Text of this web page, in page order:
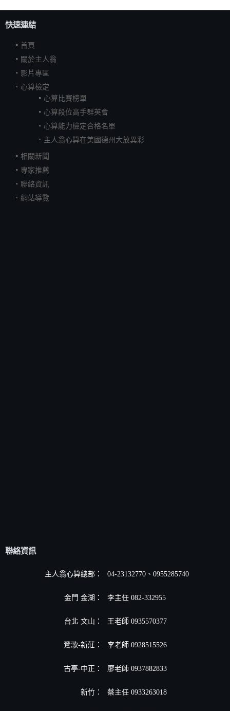
快速連結
首頁
關於主人翁
影片專區
心算檢定
心算比賽榜單
心算段位高手群英會
心算能力檢定合格名單
主人翁心算在美國德州大放異彩
相關新聞
專家推薦
聯絡資訊
網站導覽
聯絡資訊
主人翁心算總部： 04-23132770、0955285740
金門 金湖： 李主任 082-332955
台北 文山： 王老師 0935570377
鶯歌-新莊： 李老師 0928515526
古亭-中正： 廖老師 0937882833
新竹： 蔡主任 0933263018